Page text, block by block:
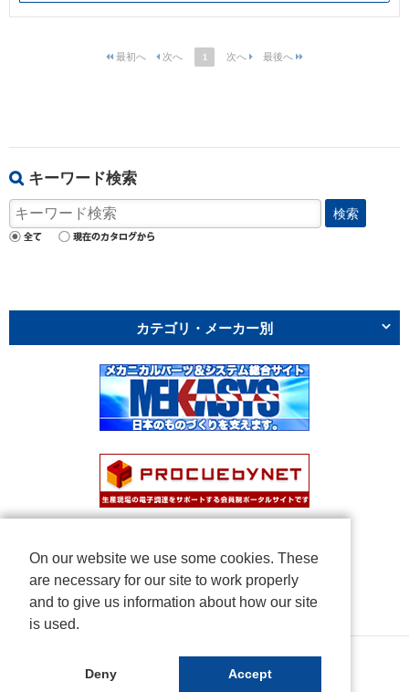
1
キーワード検索
検索
カテゴリ・メーカー別
On our website we use some cookies. These
are necessary for our site to work properly
and to give us information about how our site
is used.
Deny Accept